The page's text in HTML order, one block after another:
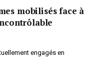
mobilisés face à
engagés en